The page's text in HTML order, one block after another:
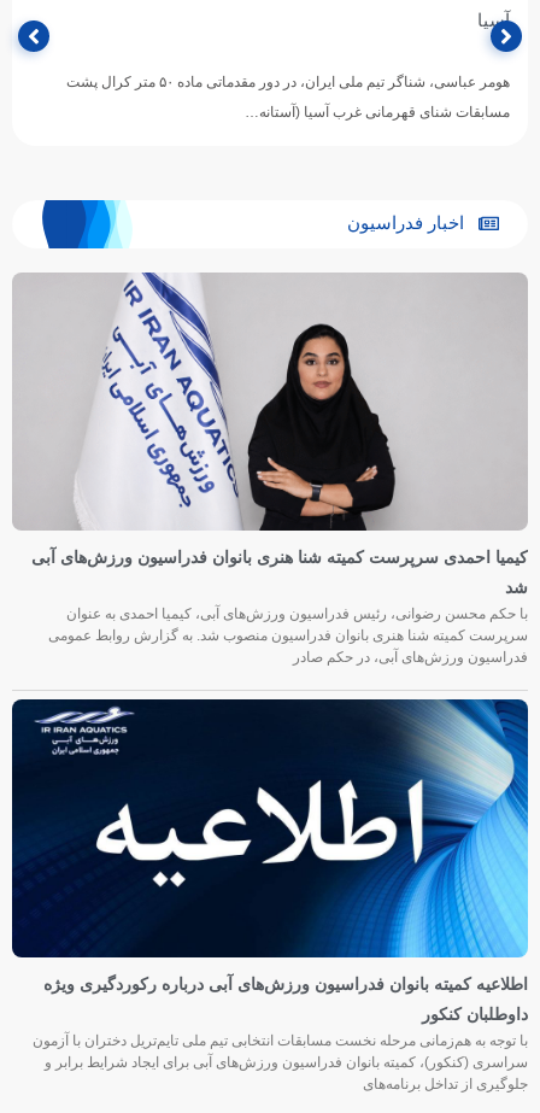
آسیا
هومر عباسی، شناگر تیم ملی ایران، در دور مقدماتی ماده ۵۰ متر کرال پشت
مسابقات شنای قهرمانی غرب آسیا (آستانه…
اخبار فدراسیون
کیمیا احمدی سرپرست کمیته شنا هنری بانوان فدراسیون ورزش‌های آبی
شد
با حکم محسن رضوانی، رئیس فدراسیون ورزش‌های آبی، کیمیا احمدی به عنوان
سرپرست کمیته شنا هنری بانوان فدراسیون منصوب شد. به گزارش روابط عمومی
فدراسیون ورزش‌های آبی، در حکم صادر
اطلاعیه کمیته بانوان فدراسیون ورزش‌های آبی درباره رکوردگیری ویژه
داوطلبان کنکور
با توجه به هم‌زمانی مرحله نخست مسابقات انتخابی تیم ملی تایم‌تریل دختران با آزمون
سراسری (کنکور)، کمیته بانوان فدراسیون ورزش‌های آبی برای ایجاد شرایط برابر و
جلوگیری از تداخل برنامه‌های